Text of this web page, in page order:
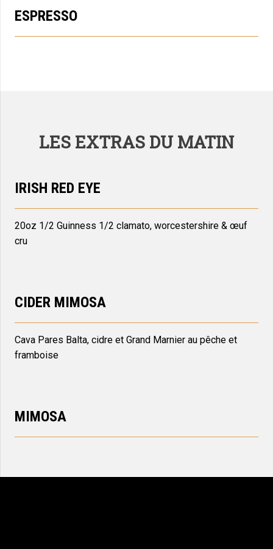
ESPRESSO
LES EXTRAS DU MATIN
IRISH RED EYE
20oz 1/2 Guinness 1/2 clamato, worcestershire & œuf
cru
CIDER MIMOSA
Cava Pares Balta, cidre et Grand Marnier au pêche et
framboise
MIMOSA